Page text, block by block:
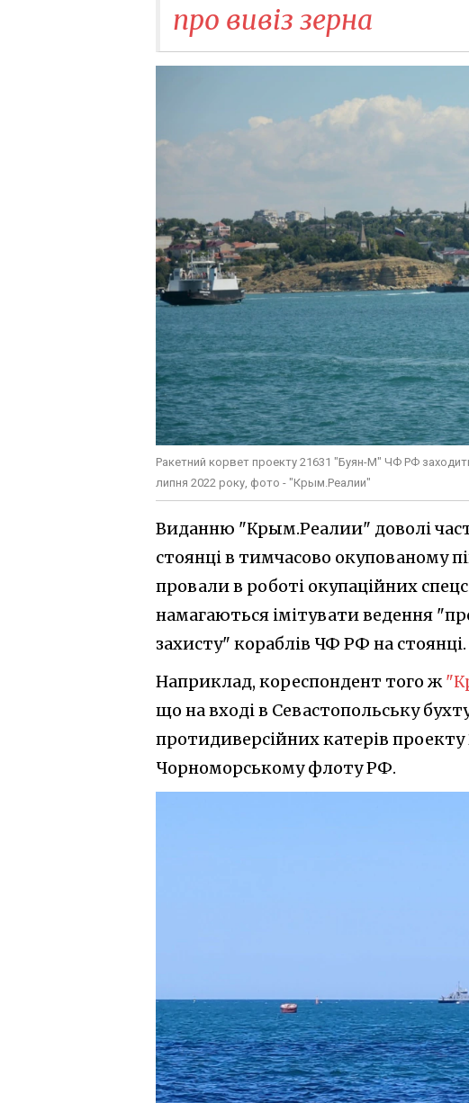
про вивіз зерна
Ракетний корвет проекту 21631 "Буян-М" ЧФ РФ
липня 2022 року, фото - "Крым.Реалии"
Виданню "Крым.Реалии" доволі
стоянці в тимчасово окупованому
провали в роботі окупаційних
намагаються імітувати ведення
захисту" кораблів ЧФ РФ на стоянці.
Наприклад, кореспондент того ж
що на вході в Севастопольську
протидиверсійних катерів
Чорноморському флоту РФ.